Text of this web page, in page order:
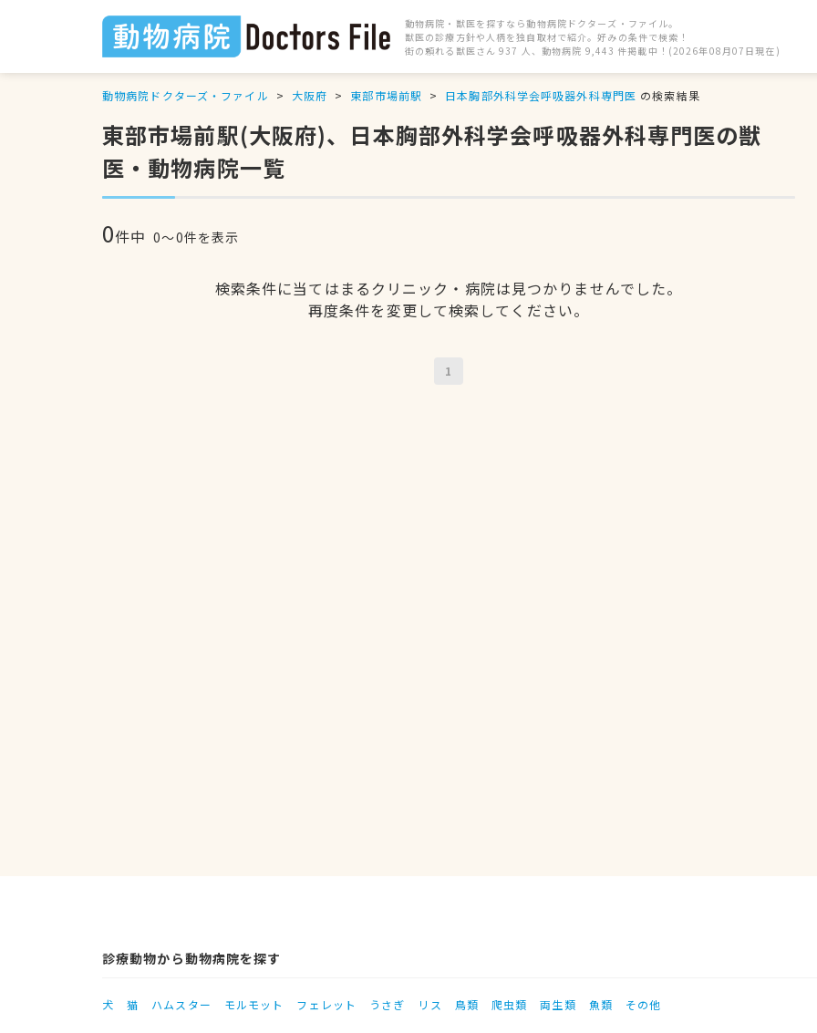
動物病院・獣医を探すなら動物病院ドクターズ・ファイル。
獣医の診療方針や人柄を独自取材で紹介。好みの条件で検索！
街の頼れる獣医さん 937 人、動物病院 9,443 件掲載中！(2026年08月07日現在)
動物病院ドクターズ・ファイル 大阪府 東部市場前駅 日本胸部外科学会呼吸器外科専門医 の検索結果
東部市場前駅(大阪府)、日本胸部外科学会呼吸器外科専門医の獣
医・動物病院一覧
0件中 0〜0件を表示
検索条件に当てはまるクリニック・病院は見つかりませんでした。
再度条件を変更して検索してください。
1
診療動物から動物病院を探す
犬 猫 ハムスター モルモット フェレット うさぎ リス 鳥類 爬虫類 両生類 魚類 その他